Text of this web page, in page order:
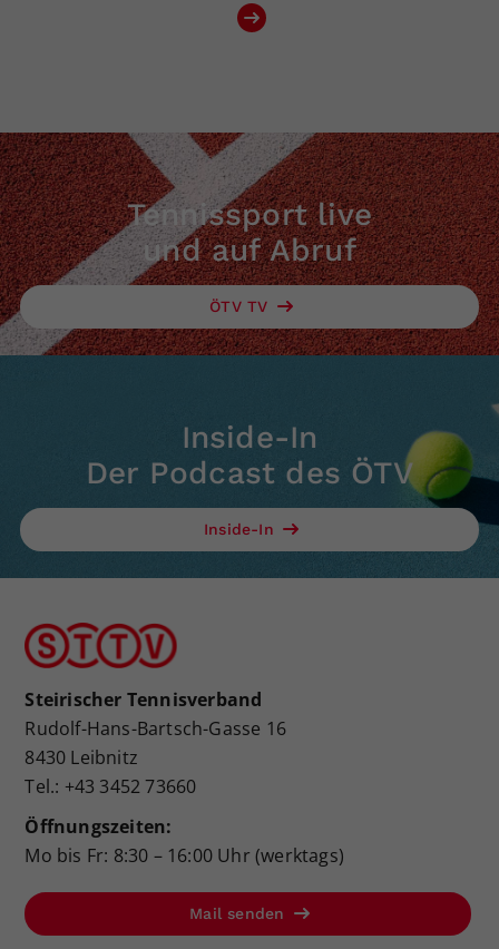
Tennissport live
und auf Abruf
ÖTV TV
Inside-In
Der Podcast des ÖTV
Inside-In
Steirischer Tennisverband
Rudolf-Hans-Bartsch-Gasse 16
8430 Leibnitz
Tel.: +43 3452 73660
Öffnungszeiten:
Mo bis Fr: 8:30 – 16:00 Uhr (werktags)
Mail senden